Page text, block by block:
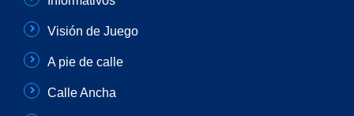
Visión de Juego
A pie de calle
Calle Ancha